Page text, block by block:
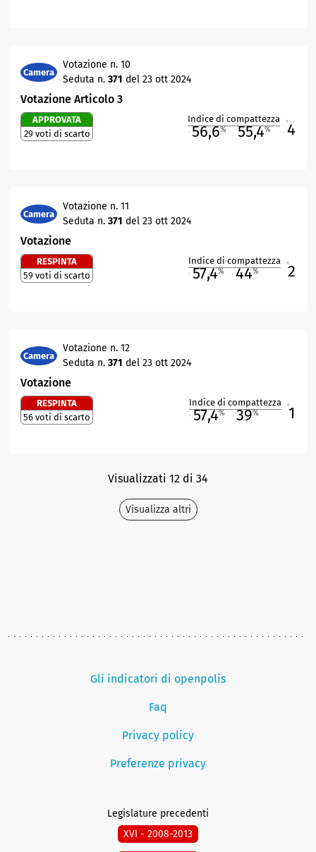
Camera
Votazione n. 10
Seduta n. 371 del 23 ott 2024
Votazione Articolo 3
APPROVATA
29 voti di scarto
Indice di compattezza
56,6% 55,4% 4
Camera
Votazione n. 11
Seduta n. 371 del 23 ott 2024
Votazione
RESPINTA
59 voti di scarto
Indice di compattezza
57,4% 44% 2
Camera
Votazione n. 12
Seduta n. 371 del 23 ott 2024
Votazione
RESPINTA
56 voti di scarto
Indice di compattezza
57,4% 39% 1
Visualizzati 12 di 34
Visualizza altri
Gli indicatori di openpolis
Faq
Privacy policy
Preferenze privacy
Legislature precedenti
XVI - 2008-2013